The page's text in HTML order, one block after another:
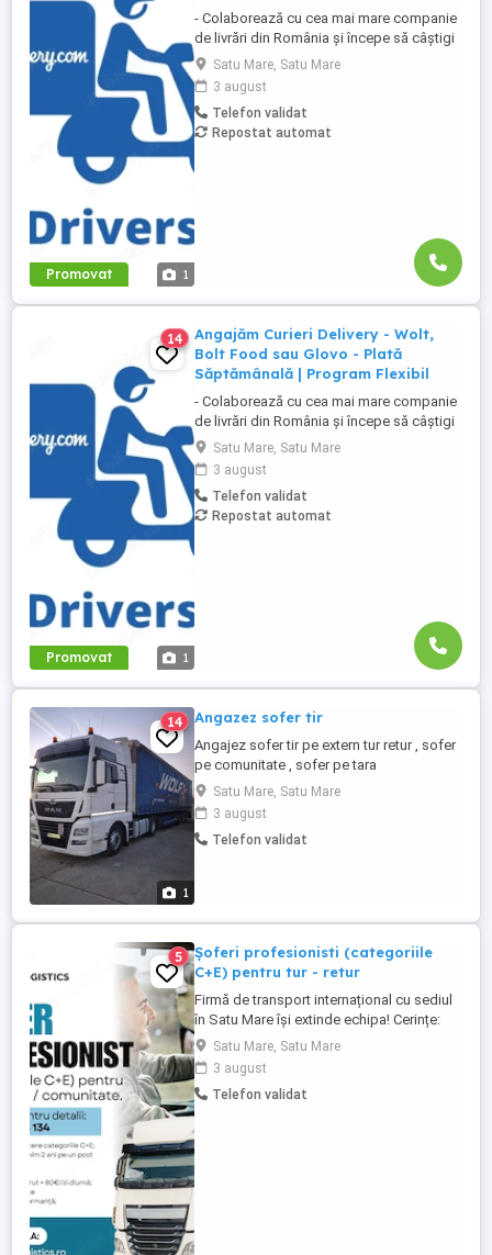
Promovat 1
- Colaborează cu cea mai mare companie
de livrări din România și începe să câștigi
rapid! - Cerințe: Minim 18 ani Mijloc de
transport propriu (mașină, scuter,
motocicletă sau bicicletă) Telefon mobil
cu acces la internet - Ce oferim: Plată
săptămânală, fără întârzieri Bonusuri
Satu Mare, Satu Mare
3 august
Telefon validat
Repostat automat
Promovat 1
14
Angajăm Curieri Delivery - Wolt,
Bolt Food sau Glovo - Plată
Săptămânală | Program Flexibil
- Colaborează cu cea mai mare companie
de livrări din România și începe să câștigi
rapid! - Cerințe: Minim 18 ani Mijloc de
transport propriu (mașină, scuter,
motocicletă sau bicicletă) Telefon mobil
cu acces la internet - Ce oferim: Plată
săptămânală, fără întârzieri Bonusuri
Satu Mare, Satu Mare
3 august
Telefon validat
Repostat automat
1
14 Angazez sofer tir
Angajez sofer tir pe extern tur retur , sofer
pe comunitate , sofer pe tara
Satu Mare, Satu Mare
3 august
Telefon validat
5
Șoferi profesionisti (categoriile
C+E) pentru tur - retur
Firmă de transport internațional cu sediul
în Satu Mare își extinde echipa! Cerințe:
Permis de conducere categoriile C+E;
Experiență de minim 2 ani pe un post
similar; Seriozitate și profesionalism; Fără
necesitate ADR. Descrierea postului:
Satu Mare, Satu Mare
3 august
Telefon validat